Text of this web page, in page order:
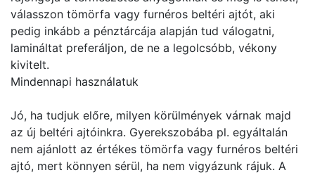
válasszon tömörfa vagy furnéros beltéri ajtót, aki
pedig inkább a pénztárcája alapján tud válogatni,
lamináltat preferáljon, de ne a legolcsóbb, vékony
kivitelt.
Mindennapi használatuk
Jó, ha tudjuk előre, milyen körülmények várnak majd
az új beltéri ajtóinkra. Gyerekszobába pl. egyáltalán
nem ajánlott az értékes tömörfa vagy furnéros beltéri
ajtó, mert könnyen sérül, ha nem vigyázunk rájuk. A